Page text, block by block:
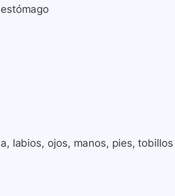
labios, ojos, manos, pies,